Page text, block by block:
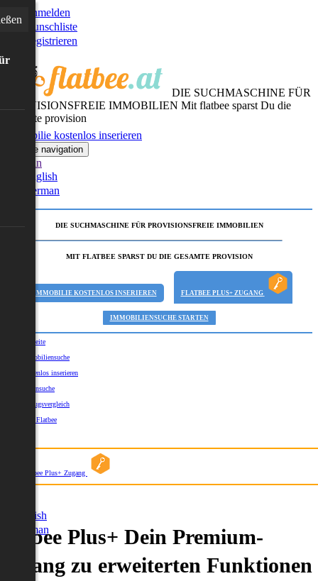
Anmelden
Wunschliste
Registrieren
DIE SUCHMASCHINE FÜR
PROVISIONSFREIE IMMOBILIEN Mit flatbee sparst Du die
gesamte provision
Immobilie kostenlos inserieren
Toggle navigation
German
English
German
DIE SUCHMASCHINE FÜR PROVISIONSFREIE IMMOBILIEN
MIT FLATBEE SPARST DU DIE GESAMTE PROVISION
IMMOBILIE KOSTENLOS INSERIEREN FLATBEE PLUS+ ZUGANG
IMMOBILIENSUCHE STARTEN
Startseite
Immobiliensuche
Kostenlos inserieren
Kartensuche
Umzugsvergleich
Über Flatbee
Flatbee Plus+ Zugang
English
German
Plus+ Dein Premium-
zu erweiterten Funktionen